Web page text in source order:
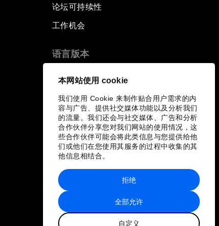
本网站使用 cookie
我们使用 Cookie 来制作贴合用户需求的内
容与广告、提供社交媒体功能以及分析我们
的流量。我们还会与社交媒体、广告和分析
合作伙伴分享您对我们网站的使用情况，这
些合作伙伴可能会将此类信息与您提供给他
们或他们在您使用其服务的过程中收集的其
他信息相结合。
全部允许
自定义
拒绝
论坛可持续性
工作机会
语言版本